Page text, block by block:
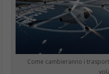
Il plus di Google Experts
In primo luogo, il vantaggio
Google One è relativo alla
da Google Experts: si tratta di
premium che offre assistenza
tutti i prodotti Google.
Sarà quindi possibile interagire